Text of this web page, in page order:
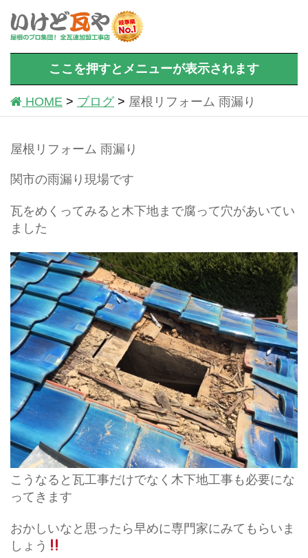
ここを押すとメニューが表示されます
HOME ブログ 屋根リフォーム 雨漏り
屋根リフォーム 雨漏り
関市の雨漏り現場です
瓦をめくってみると木下地まで腐って穴があいてい
ました
こうなると瓦工事だけでなく木下地工事も必要にな
ってきます
おかしいなと思ったら早めに専門家にみてもらいま
しょう